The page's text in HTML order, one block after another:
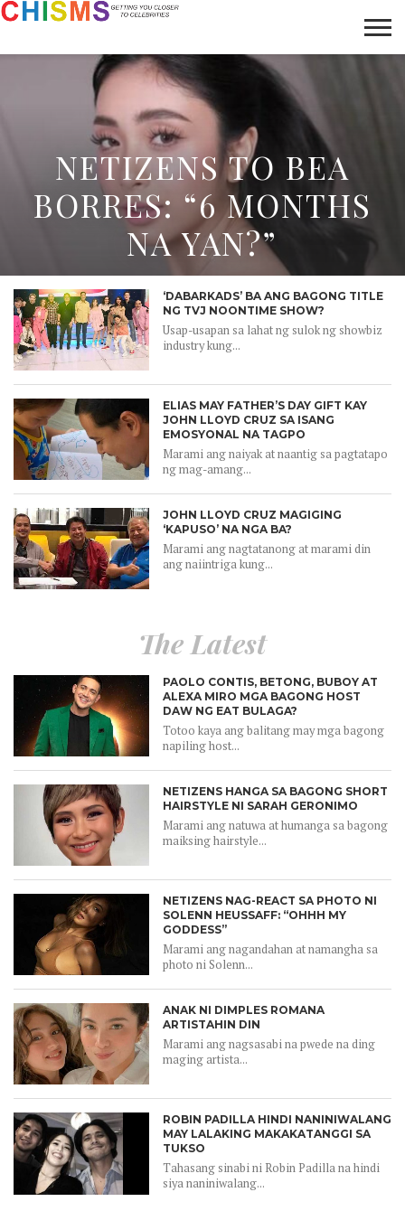
LIFESTYLE
GALLERY
ARTICLES
ABOUT
NETIZENS TO BEA
BORRES: “6 MONTHS
NA YAN?”
‘DABARKADS’ BA ANG BAGONG TITLE
NG TVJ NOONTIME SHOW?
Usap-usapan sa lahat ng sulok ng showbiz
industry kung...
ELIAS MAY FATHER’S DAY GIFT KAY
JOHN LLOYD CRUZ SA ISANG
EMOSYONAL NA TAGPO
Marami ang naiyak at naantig sa pagtatapo
ng mag-amang...
JOHN LLOYD CRUZ MAGIGING
‘KAPUSO’ NA NGA BA?
Marami ang nagtatanong at marami din
ang naiintriga kung...
The Latest
PAOLO CONTIS, BETONG, BUBOY AT
ALEXA MIRO MGA BAGONG HOST
DAW NG EAT BULAGA?
Totoo kaya ang balitang may mga bagong
napiling host...
NETIZENS HANGA SA BAGONG SHORT
HAIRSTYLE NI SARAH GERONIMO
Marami ang natuwa at humanga sa bagong
maiksing hairstyle...
NETIZENS NAG-REACT SA PHOTO NI
SOLENN HEUSSAFF: “OHHH MY
GODDESS”
Marami ang nagandahan at namangha sa
photo ni Solenn...
ANAK NI DIMPLES ROMANA
ARTISTAHIN DIN
Marami ang nagsasabi na pwede na ding
maging artista...
ROBIN PADILLA HINDI NANINIWALANG
MAY LALAKING MAKAKATANGGI SA
TUKSO
Tahasang sinabi ni Robin Padilla na hindi
siya naniniwalang...